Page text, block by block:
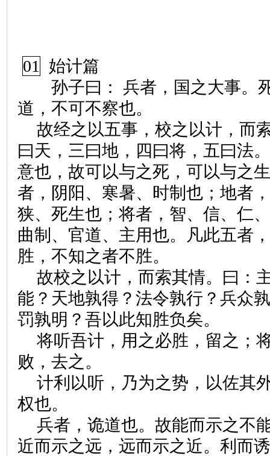
01
始计篇
孙子曰： 兵者，国之大事。
道，不可不察也。
故经之以五事，校之以计，而
曰天，三曰地，四曰将，五曰法
意也，故可以与之死，可以与之
者，阴阳、寒暑、时制也；地者
狭、死生也；将者，智、信、仁
曲制、官道、主用也。凡此五者
胜，不知之者不胜。
故校之以计，而索其情。曰：
能？天地孰得？法令孰行？兵众
罚孰明？吾以此知胜负矣。
将听吾计，用之必胜，留之；
败，去之。
计利以听，乃为之势，以佐其
权也。
兵者，诡道也。故能而示之不
近而示之远，远而示之近。利而